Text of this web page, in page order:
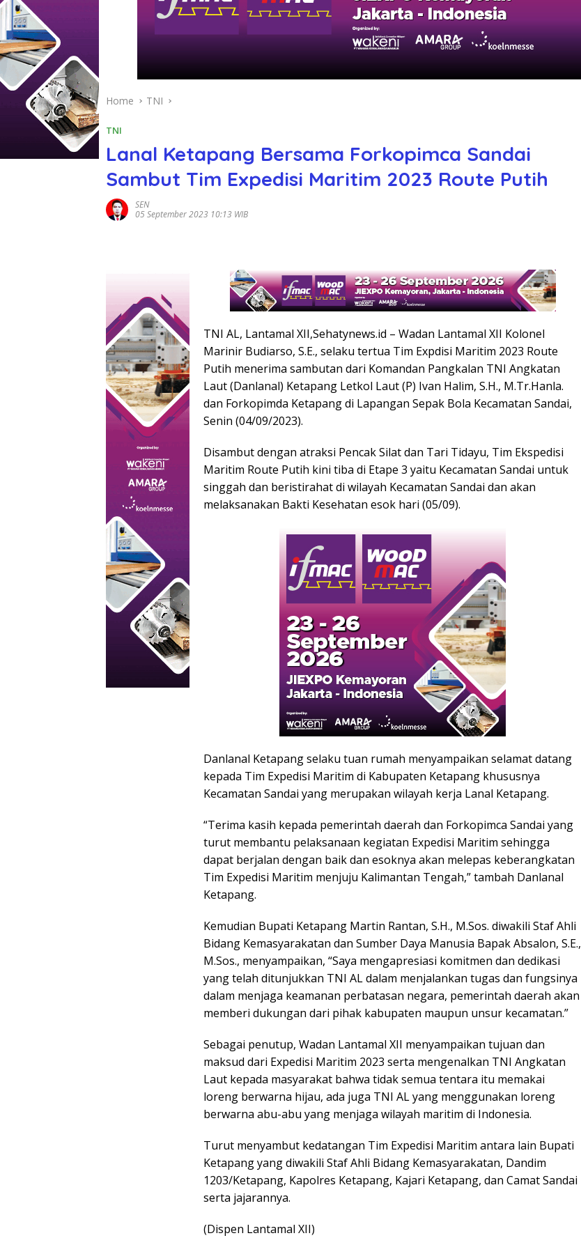
Home TNI
TNI
Lanal Ketapang Bersama Forkopimca Sandai
Sambut Tim Expedisi Maritim 2023 Route Putih
SEN
05 September 2023 10:13 WIB
TNI AL, Lantamal XII,Sehatynews.id – Wadan Lantamal XII Kolonel
Marinir Budiarso, S.E., selaku tertua Tim Expdisi Maritim 2023 Route
Putih menerima sambutan dari Komandan Pangkalan TNI Angkatan
Laut (Danlanal) Ketapang Letkol Laut (P) Ivan Halim, S.H., M.Tr.Hanla.
dan Forkopimda Ketapang di Lapangan Sepak Bola Kecamatan Sandai,
Senin (04/09/2023).
Disambut dengan atraksi Pencak Silat dan Tari Tidayu, Tim Ekspedisi
Maritim Route Putih kini tiba di Etape 3 yaitu Kecamatan Sandai untuk
singgah dan beristirahat di wilayah Kecamatan Sandai dan akan
melaksanakan Bakti Kesehatan esok hari (05/09).
Danlanal Ketapang selaku tuan rumah menyampaikan selamat datang
kepada Tim Expedisi Maritim di Kabupaten Ketapang khususnya
Kecamatan Sandai yang merupakan wilayah kerja Lanal Ketapang.
“Terima kasih kepada pemerintah daerah dan Forkopimca Sandai yang
turut membantu pelaksanaan kegiatan Expedisi Maritim sehingga
dapat berjalan dengan baik dan esoknya akan melepas keberangkatan
Tim Expedisi Maritim menjuju Kalimantan Tengah,” tambah Danlanal
Ketapang.
Kemudian Bupati Ketapang Martin Rantan, S.H., M.Sos. diwakili Staf Ahli
Bidang Kemasyarakatan dan Sumber Daya Manusia Bapak Absalon, S.E.,
M.Sos., menyampaikan, “Saya mengapresiasi komitmen dan dedikasi
yang telah ditunjukkan TNI AL dalam menjalankan tugas dan fungsinya
dalam menjaga keamanan perbatasan negara, pemerintah daerah akan
memberi dukungan dari pihak kabupaten maupun unsur kecamatan.”
Sebagai penutup, Wadan Lantamal XII menyampaikan tujuan dan
maksud dari Expedisi Maritim 2023 serta mengenalkan TNI Angkatan
Laut kepada masyarakat bahwa tidak semua tentara itu memakai
loreng berwarna hijau, ada juga TNI AL yang menggunakan loreng
berwarna abu-abu yang menjaga wilayah maritim di Indonesia.
Turut menyambut kedatangan Tim Expedisi Maritim antara lain Bupati
Ketapang yang diwakili Staf Ahli Bidang Kemasyarakatan, Dandim
1203/Ketapang, Kapolres Ketapang, Kajari Ketapang, dan Camat Sandai
serta jajarannya.
(Dispen Lantamal XII)